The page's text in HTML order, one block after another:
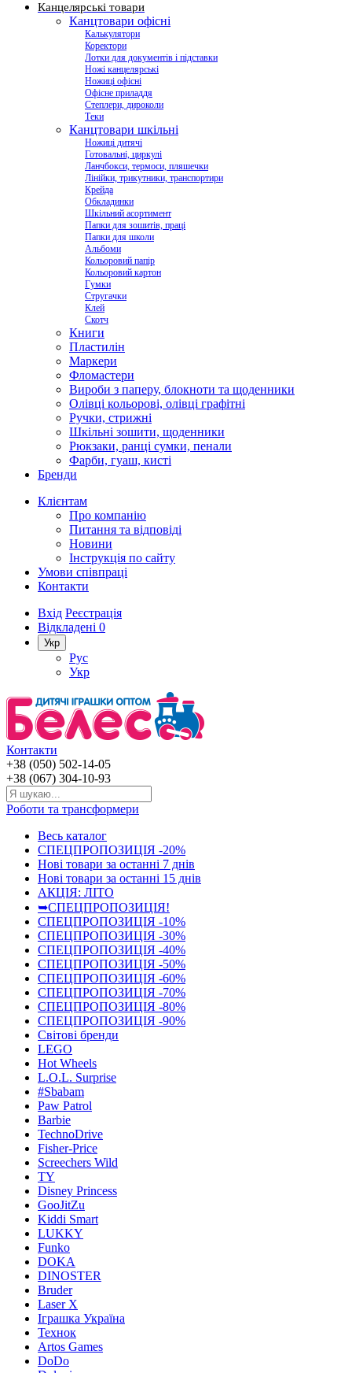
Канцелярські товари
Канцтовари офісні
Калькулятори
Коректори
Лотки для документів і підставки
Ножі канцелярські
Ножиці офісні
Офісне приладдя
Степлери, дироколи
Теки
Канцтовари шкільні
Ножиці дитячі
Готовальні, циркулі
Ланчбокси, термоси, пляшечки
Лінійки, трикутники, транспортири
Крейда
Обкладинки
Шкільний асортимент
Папки для зошитів, праці
Папки для школи
Альбоми
Кольоровий папір
Кольоровий картон
Гумки
Стругачки
Клей
Скотч
Книги
Пластилін
Маркери
Фломастери
Вироби з паперу, блокноти та щоденники
Олівці кольорові, олівці графітні
Ручки, стрижні
Шкільні зошити, щоденники
Рюкзаки, ранці сумки, пенали
Фарби, гуаш, кисті
Бренди
Клієнтам
Про компанію
Питання та відповіді
Новини
Інструкція по сайту
Умови співпраці
Контакти
Вхід Реєстрація
Відкладені 0
Укр
Рус
Укр
Контакти
+38 (050) 502-14-05
+38 (067) 304-10-93
Роботи та трансформери
Весь каталог
СПЕЦПРОПОЗИЦІЯ -20%
Нові товари за останнi 7 днiв
Нові товари за останнi 15 днiв
АКЦІЯ: ЛІТО
➥СПЕЦПРОПОЗИЦІЯ!
СПЕЦПРОПОЗИЦІЯ -10%
СПЕЦПРОПОЗИЦІЯ -30%
СПЕЦПРОПОЗИЦІЯ -40%
СПЕЦПРОПОЗИЦІЯ -50%
СПЕЦПРОПОЗИЦІЯ -60%
СПЕЦПРОПОЗИЦІЯ -70%
СПЕЦПРОПОЗИЦІЯ -80%
СПЕЦПРОПОЗИЦІЯ -90%
Світові бренди
LEGO
Hot Wheels
L.O.L. Surprise
#Sbabam
Paw Patrol
Barbie
TechnoDrive
Fisher-Price
Screechers Wild
TY
Disney Princess
GooJitZu
Kiddi Smart
LUKKY
Funko
DOKA
DINOSTER
Bruder
Laser X
Іграшка Україна
Технок
Artos Games
DoDo